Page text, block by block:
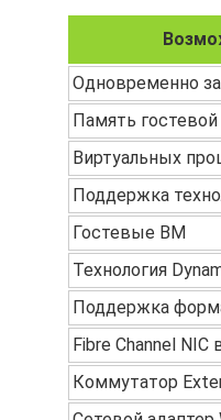
Одновременно
Память
Виртуальных
Поддержка
Гостевые ВМ
Технология
Поддержка
Fibre Channel
Коммутатор